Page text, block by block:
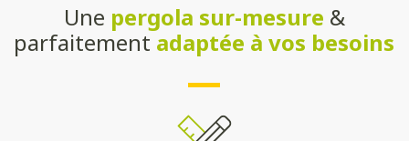
Une pergola sur-mesure &
parfaitement adaptée à vos besoins